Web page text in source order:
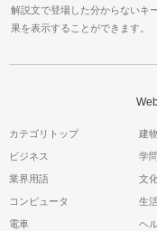
解説文で登場した分からないキ
果を表示することができます。
カテゴリトップ 建
ビジネス 学問
業界用語 文
コンピュータ 生
電車 ヘ